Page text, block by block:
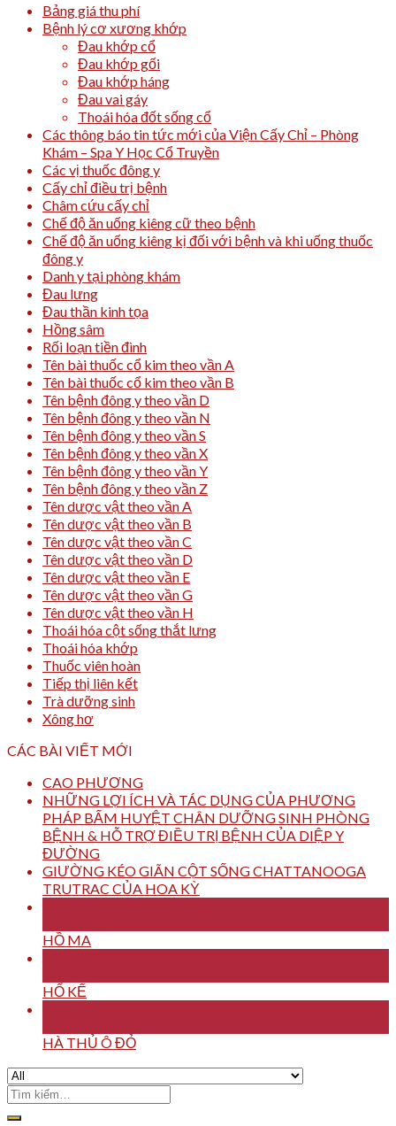
Bảng giá thu phí
Bệnh lý cơ xương khớp
Đau khớp cổ
Đau khớp gối
Đau khớp háng
Đau vai gáy
Thoái hóa đốt sống cổ
Các thông báo tin tức mới của Viện Cấy Chỉ – Phòng
Khám – Spa Y Học Cổ Truyền
Các vị thuốc đông y
Cấy chỉ điều trị bệnh
Châm cứu cấy chỉ
Chế độ ăn uống kiêng cữ theo bệnh
Chế độ ăn uống kiêng kị đối với bệnh và khi uống thuốc
đông y
Danh y tại phòng khám
Đau lưng
Đau thần kinh tọa
Hồng sâm
Rối loạn tiền đình
Tên bài thuốc cổ kim theo vần A
Tên bài thuốc cổ kim theo vần B
Tên bệnh đông y theo vần D
Tên bệnh đông y theo vần N
Tên bệnh đông y theo vần S
Tên bệnh đông y theo vần X
Tên bệnh đông y theo vần Y
Tên bệnh đông y theo vần Z
Tên dược vật theo vần A
Tên dược vật theo vần B
Tên dược vật theo vần C
Tên dược vật theo vần D
Tên dược vật theo vần E
Tên dược vật theo vần G
Tên dược vật theo vần H
Thoái hóa cột sống thắt lưng
Thoái hóa khớp
Thuốc viên hoàn
Tiếp thị liên kết
Trà dưỡng sinh
Xông hơ
CÁC BÀI VIẾT MỚI
CAO PHƯƠNG
NHỮNG LỢI ÍCH VÀ TÁC DỤNG CỦA PHƯƠNG
PHÁP BẤM HUYỆT CHÂN DƯỠNG SINH PHÒNG
BỆNH & HỖ TRỢ ĐIỀU TRỊ BỆNH CỦA DIỆP Y
ĐƯỜNG
GIƯỜNG KÉO GIÃN CỘT SỐNG CHATTANOOGA
TRUTRAC CỦA HOA KỲ
HỒ MA
HỔ KẾ
HÀ THỦ Ô ĐỎ
Tìm
kiếm: